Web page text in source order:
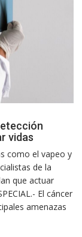
vidas
como el vapeo y
de la
que actuar
El cáncer
amenazas